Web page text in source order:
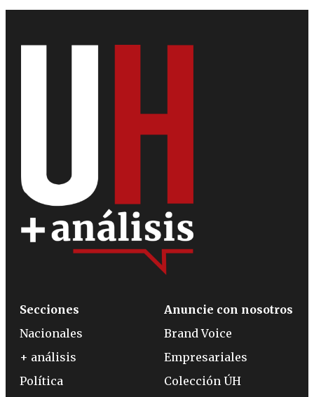
Secciones
Nacionales
+ análisis
Política
Anuncie con nosotros
Brand Voice
Empresariales
Colección ÚH